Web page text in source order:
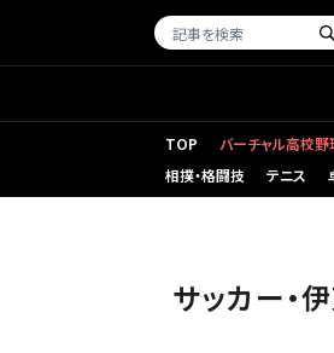
TOP バーチャル高校野
相撲・格闘技
テニス
サッカー・